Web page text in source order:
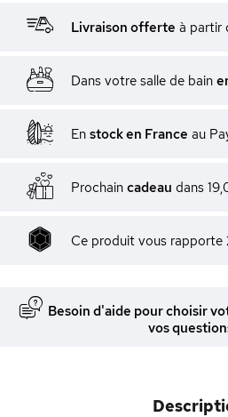
Livraison offerte à partir
Dans votre salle de bain
En stock en France au
Prochain cadeau dans
Ce produit vous rapporte
Besoin d'aide pour choisir
vos